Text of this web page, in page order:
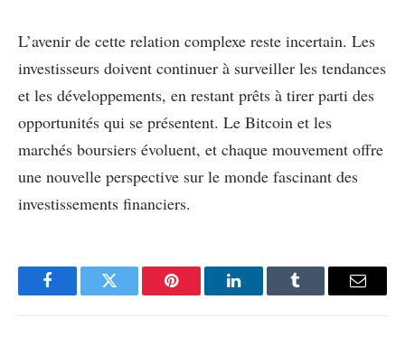
L’avenir de cette relation complexe reste incertain. Les
investisseurs doivent continuer à surveiller les tendances
et les développements, en restant prêts à tirer parti des
opportunités qui se présentent. Le Bitcoin et les
marchés boursiers évoluent, et chaque mouvement offre
une nouvelle perspective sur le monde fascinant des
investissements financiers.
FacebookTwitter Pinterest LinkedInTumblr Email